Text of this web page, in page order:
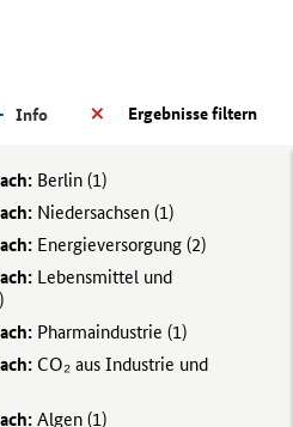
Ergebnisse filtern
Info
Berlin (1)
Niedersachsen (1)
Energieversorgung (2)
Lebensmittel und
Pharmaindustrie (1)
CO₂ aus Industrie und
Algen (1)